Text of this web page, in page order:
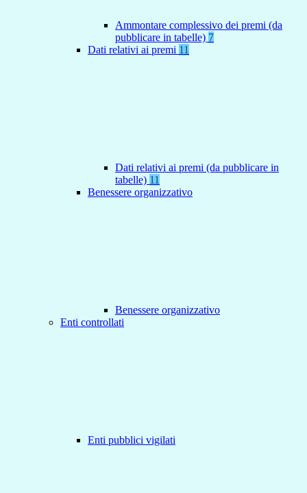
Ammontare complessivo dei premi (da
pubblicare in tabelle) 7
Dati relativi ai premi 11
Dati relativi ai premi (da pubblicare in
tabelle) 11
Benessere organizzativo
Benessere organizzativo
Enti controllati
Enti pubblici vigilati